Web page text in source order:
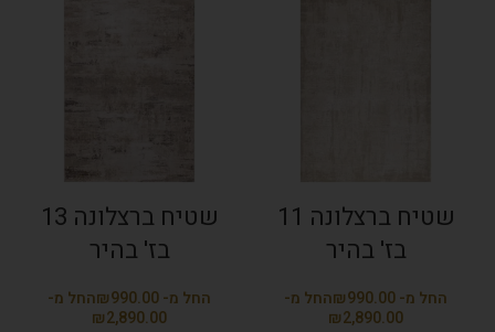
שטיח ברצלונה 11
בז' בהיר
₪
₪
שטיח ברצלונה 13
בז' בהיר
₪
₪